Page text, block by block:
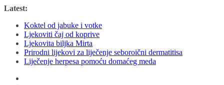
Skip
content
Latest:
Koktel od jabuke i votke
Ljekoviti čaj od koprive
Ljekovita biljka Mirta
Prirodni lijekovi za liječenje seboroični dermatitisa
Liječenje herpesa pomoću domaćeg meda